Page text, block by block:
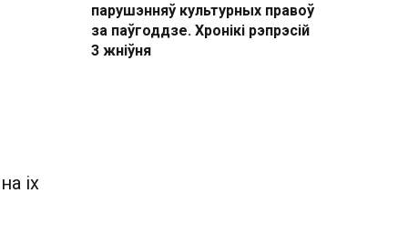
іх
парушэнняў культурных правоў
за паўгоддзе. Хронікі рэпрэсій
3 жніўня